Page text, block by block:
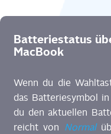
Bat­te­rie­sta­tus
MacBook
Wenn du die
das Bat­te­rie­sym­bol
du den aktu­el­len
reicht von Nor­mal